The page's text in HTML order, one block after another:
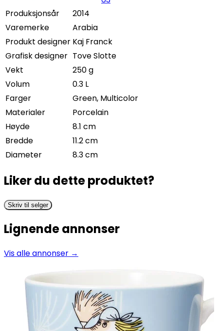
Produksjonsår
2014
Varemerke
Arabia
Produkt designer Kaj Franck
Grafisk designer Tove Slotte
Vekt
250 g
Volum
0.3 L
Farger
Green, Multicolor
Materialer
Porcelain
Høyde
8.1 cm
Bredde
11.2 cm
Diameter
8.3 cm
Liker du dette produktet?
Skriv til selger
Lignende annonser
Vis alle annonser →